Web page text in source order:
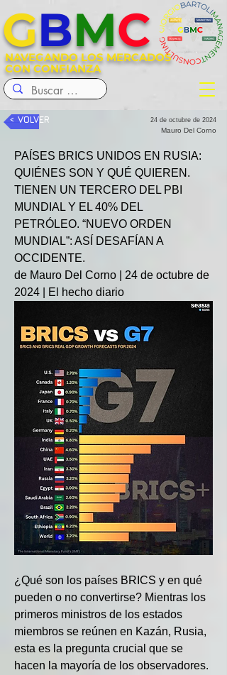
NAVEGANDO LOS MERCADOS
CON CONFIANZA
GBMC
< VOLVER 24 de octubre de 2024
Mauro Del Corno
PAÍSES BRICS UNIDOS EN RUSIA:
QUIÉNES SON Y QUÉ QUIEREN.
TIENEN UN TERCERO DEL PBI
MUNDIAL Y EL 40% DEL
PETRÓLEO. “NUEVO ORDEN
MUNDIAL”: ASÍ DESAFÍAN A
OCCIDENTE.
de Mauro Del Corno | 24 de octubre de
2024 | El hecho diario
¿Qué son los países BRICS y en qué
pueden o no convertirse? Mientras los
primeros ministros de los estados
miembros se reúnen en Kazán, Rusia,
esta es la pregunta crucial que se
hacen la mayoría de los observadores.